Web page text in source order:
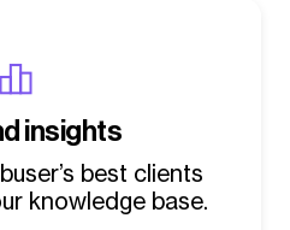
insights
best clients
knowledge base.